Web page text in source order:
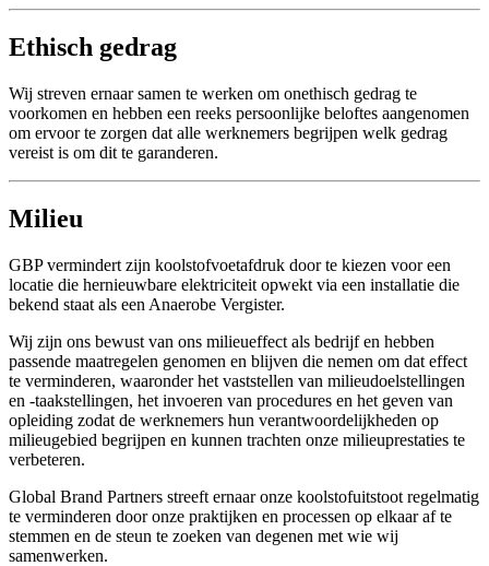
Ethisch gedrag
Wij streven ernaar samen te werken om onethisch gedrag te
voorkomen en hebben een reeks persoonlijke beloftes aangenomen
om ervoor te zorgen dat alle werknemers begrijpen welk gedrag
vereist is om dit te garanderen.
Milieu
GBP vermindert zijn koolstofvoetafdruk door te kiezen voor een
locatie die hernieuwbare elektriciteit opwekt via een installatie die
bekend staat als een Anaerobe Vergister.
Wij zijn ons bewust van ons milieueffect als bedrijf en hebben
passende maatregelen genomen en blijven die nemen om dat effect
te verminderen, waaronder het vaststellen van milieudoelstellingen
en -taakstellingen, het invoeren van procedures en het geven van
opleiding zodat de werknemers hun verantwoordelijkheden op
milieugebied begrijpen en kunnen trachten onze milieuprestaties te
verbeteren.
Global Brand Partners streeft ernaar onze koolstofuitstoot regelmatig
te verminderen door onze praktijken en processen op elkaar af te
stemmen en de steun te zoeken van degenen met wie wij
samenwerken.